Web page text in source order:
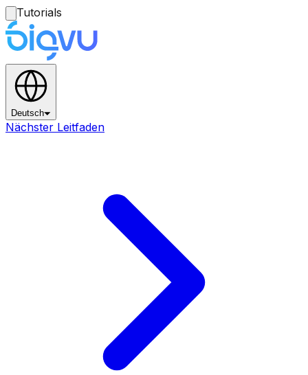
Tutorials
Deutsch
Nächster Leitfaden